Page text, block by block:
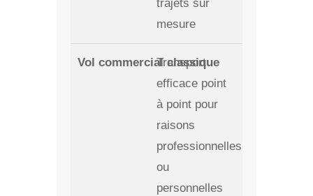
trajets sur
mesure
Transport
efficace point
à point pour
raisons
professionnelles
ou
personnelles